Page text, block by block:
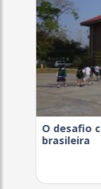
O desafio
brasileira